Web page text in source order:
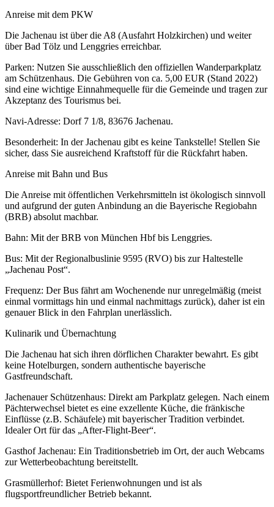
Anreise mit dem PKW
Die Jachenau ist über die A8 (Ausfahrt Holzkirchen) und weiter
über Bad Tölz und Lenggries erreichbar.
Parken: Nutzen Sie ausschließlich den offiziellen Wanderparkplatz
am Schützenhaus. Die Gebühren von ca. 5,00 EUR (Stand 2022)
sind eine wichtige Einnahmequelle für die Gemeinde und tragen zur
Akzeptanz des Tourismus bei.
Navi-Adresse: Dorf 7 1/8, 83676 Jachenau.
Besonderheit: In der Jachenau gibt es keine Tankstelle! Stellen Sie
sicher, dass Sie ausreichend Kraftstoff für die Rückfahrt haben.
Anreise mit Bahn und Bus
Die Anreise mit öffentlichen Verkehrsmitteln ist ökologisch sinnvoll
und aufgrund der guten Anbindung an die Bayerische Regiobahn
(BRB) absolut machbar.
Bahn: Mit der BRB von München Hbf bis Lenggries.
Bus: Mit der Regionalbuslinie 9595 (RVO) bis zur Haltestelle
„Jachenau Post“.
Frequenz: Der Bus fährt am Wochenende nur unregelmäßig (meist
einmal vormittags hin und einmal nachmittags zurück), daher ist ein
genauer Blick in den Fahrplan unerlässlich.
Kulinarik und Übernachtung
Die Jachenau hat sich ihren dörflichen Charakter bewahrt. Es gibt
keine Hotelburgen, sondern authentische bayerische
Gastfreundschaft.
Jachenauer Schützenhaus: Direkt am Parkplatz gelegen. Nach einem
Pächterwechsel bietet es eine exzellente Küche, die fränkische
Einflüsse (z.B. Schäufele) mit bayerischer Tradition verbindet.
Idealer Ort für das „After-Flight-Beer“.
Gasthof Jachenau: Ein Traditionsbetrieb im Ort, der auch Webcams
zur Wetterbeobachtung bereitstellt.
Grasmüllerhof: Bietet Ferienwohnungen und ist als
flugsportfreundlicher Betrieb bekannt.